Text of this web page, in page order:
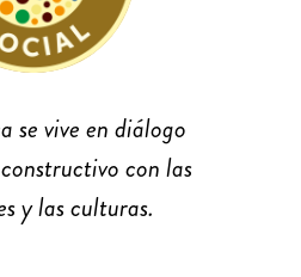
se vive en diálogo
con las
y las culturas.